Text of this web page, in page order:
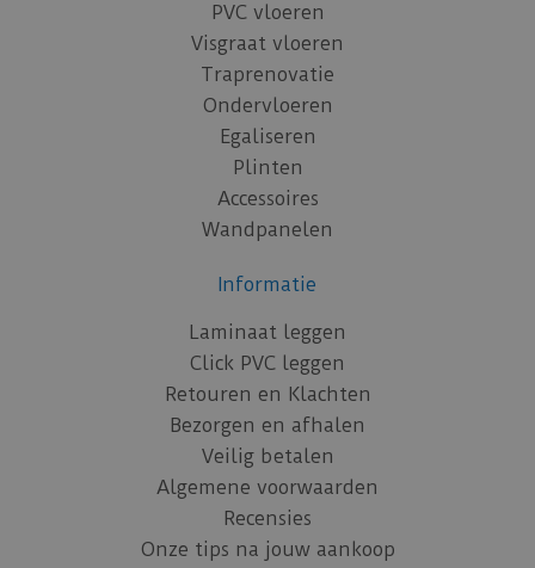
PVC vloeren
Visgraat vloeren
Traprenovatie
Ondervloeren
Egaliseren
Plinten
Accessoires
Wandpanelen
Informatie
Laminaat leggen
Click PVC leggen
Retouren en Klachten
Bezorgen en afhalen
Veilig betalen
Algemene voorwaarden
Recensies
Onze tips na jouw aankoop